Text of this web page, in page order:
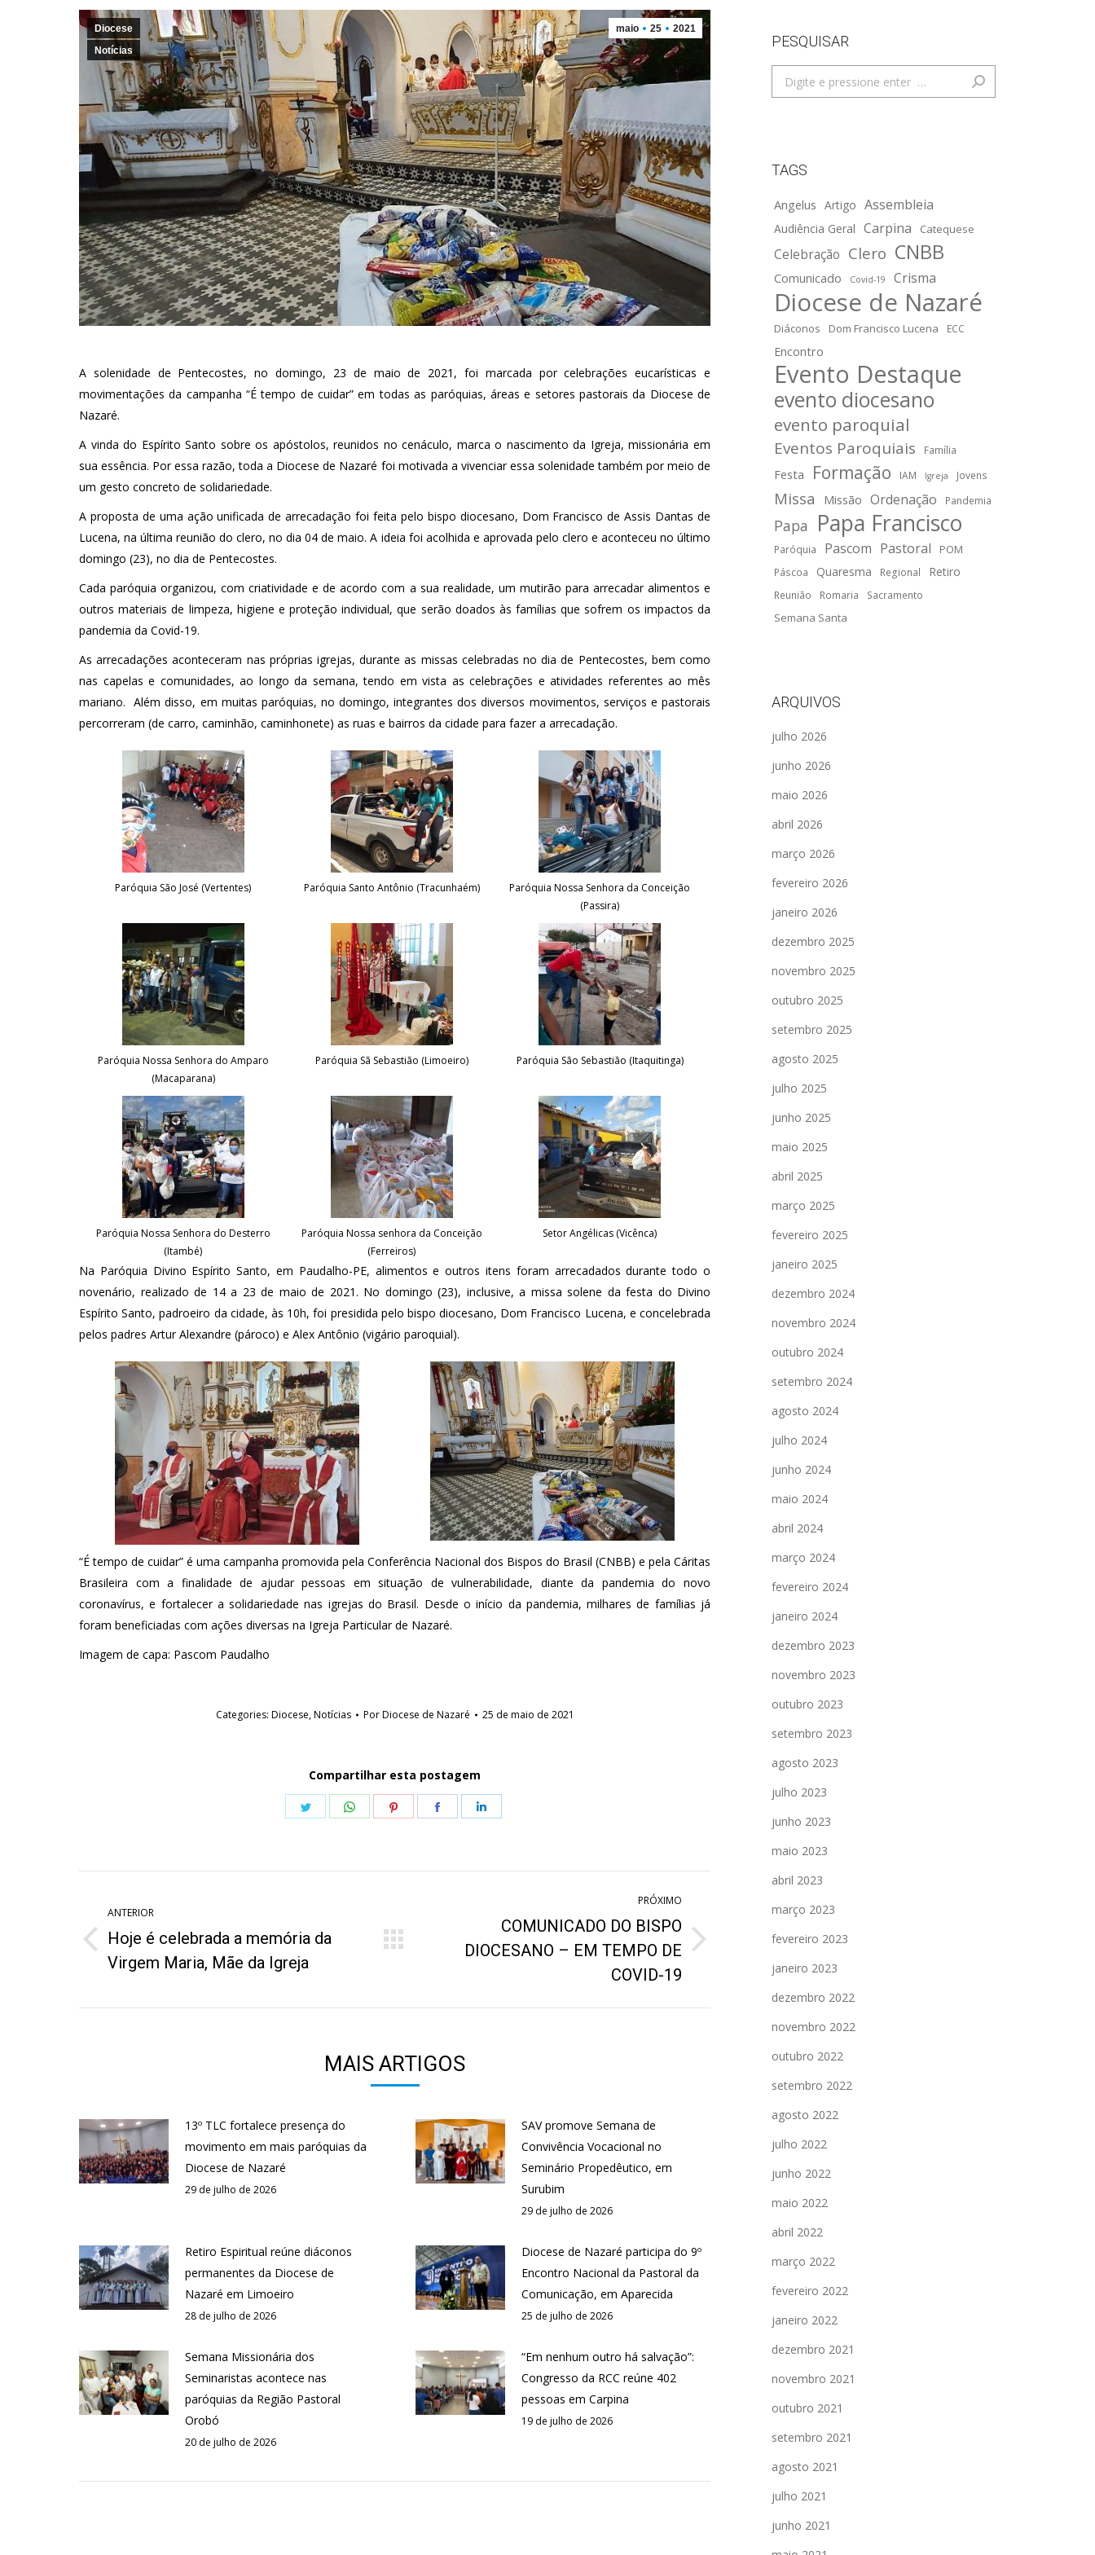
maio 25 2021
Diocese
Notícias
A solenidade de Pentecostes, no domingo, 23 de maio de 2021, foi marcada por celebrações eucarísticas e
movimentações da campanha “É tempo de cuidar” em todas as paróquias, áreas e setores pastorais da Diocese de
Nazaré.
A vinda do Espírito Santo sobre os apóstolos, reunidos no cenáculo, marca o nascimento da Igreja, missionária em
sua essência. Por essa razão, toda a Diocese de Nazaré foi motivada a vivenciar essa solenidade também por meio de
um gesto concreto de solidariedade.
A proposta de uma ação unificada de arrecadação foi feita pelo bispo diocesano, Dom Francisco de Assis Dantas de
Lucena, na última reunião do clero, no dia 04 de maio. A ideia foi acolhida e aprovada pelo clero e aconteceu no último
domingo (23), no dia de Pentecostes.
Cada paróquia organizou, com criatividade e de acordo com a sua realidade, um mutirão para arrecadar alimentos e
outros materiais de limpeza, higiene e proteção individual, que serão doados às famílias que sofrem os impactos da
pandemia da Covid-19.
As arrecadações aconteceram nas próprias igrejas, durante as missas celebradas no dia de Pentecostes, bem como
nas capelas e comunidades, ao longo da semana, tendo em vista as celebrações e atividades referentes ao mês
mariano. Além disso, em muitas paróquias, no domingo, integrantes dos diversos movimentos, serviços e pastorais
percorreram (de carro, caminhão, caminhonete) as ruas e bairros da cidade para fazer a arrecadação.
Paróquia São José (Vertentes) Paróquia Santo Antônio (Tracunhaém)
Paróquia Nossa Senhora da Conceição
(Passira)
Paróquia Nossa Senhora do Amparo
(Macaparana)
Paróquia Sã Sebastião (Limoeiro) Paróquia São Sebastião (Itaquitinga)
Paróquia Nossa Senhora do Desterro
(Itambé)
Paróquia Nossa senhora da Conceição
(Ferreiros)
Setor Angélicas (Vicênca)
Na Paróquia Divino Espírito Santo, em Paudalho-PE, alimentos e outros itens foram arrecadados durante todo o
novenário, realizado de 14 a 23 de maio de 2021. No domingo (23), inclusive, a missa solene da festa do Divino
Espírito Santo, padroeiro da cidade, às 10h, foi presidida pelo bispo diocesano, Dom Francisco Lucena, e concelebrada
pelos padres Artur Alexandre (pároco) e Alex Antônio (vigário paroquial).
“É tempo de cuidar” é uma campanha promovida pela Conferência Nacional dos Bispos do Brasil (CNBB) e pela Cáritas
Brasileira com a finalidade de ajudar pessoas em situação de vulnerabilidade, diante da pandemia do novo
coronavírus, e fortalecer a solidariedade nas igrejas do Brasil. Desde o início da pandemia, milhares de famílias já
foram beneficiadas com ações diversas na Igreja Particular de Nazaré.
Imagem de capa: Pascom Paudalho
Categories: Diocese,Notícias PorDiocese de Nazaré 25 de maio de 2021
Compartilhar esta postagem
Share Share
Share
Share
de
post:
ANTERIOR
Post
anterior:
Hoje é celebrada a memória da
Virgem Maria, Mãe da Igreja
PRÓXIMO
Próximo
COMUNICADO DO BISPO
DIOCESANO – EM TEMPO DE
COVID-19
MAIS ARTIGOS
13º TLC fortalece presença do
movimento em mais paróquias da
Diocese de Nazaré
29 de julho de 2026
SAV promove Semana de
Convivência Vocacional no
Seminário Propedêutico, em
Surubim
29 de julho de 2026
Retiro Espiritual reúne diáconos
permanentes da Diocese de
Nazaré em Limoeiro
28 de julho de 2026
Diocese de Nazaré participa do 9º
Encontro Nacional da Pastoral da
Comunicação, em Aparecida
25 de julho de 2026
Semana Missionária dos
Seminaristas acontece nas
paróquias da Região Pastoral
Orobó
20 de julho de 2026
“Em nenhum outro há salvação”:
Congresso da RCC reúne 402
pessoas em Carpina
19 de julho de 2026
PESQUISAR
Search:
TAGS
Angelus Artigo Assembleia
Audiência Geral Carpina Catequese
Celebração Clero CNBB
Comunicado Covid-19 Crisma
Diocese de Nazaré
Diáconos Dom Francisco Lucena ECC
Encontro
Evento Destaque
evento diocesano
evento paroquial
Eventos Paroquiais Família
Festa Formação IAM Igreja Jovens
Missa Missão Ordenação Pandemia
Papa Papa Francisco
Paróquia Pascom Pastoral POM
Páscoa Quaresma Regional Retiro
Reunião Romaria Sacramento
Semana Santa
ARQUIVOS
julho 2026
junho 2026
maio 2026
abril 2026
março 2026
fevereiro 2026
janeiro 2026
dezembro 2025
novembro 2025
outubro 2025
setembro 2025
agosto 2025
julho 2025
junho 2025
maio 2025
abril 2025
março 2025
fevereiro 2025
janeiro 2025
dezembro 2024
novembro 2024
outubro 2024
setembro 2024
agosto 2024
julho 2024
junho 2024
maio 2024
abril 2024
março 2024
fevereiro 2024
janeiro 2024
dezembro 2023
novembro 2023
outubro 2023
setembro 2023
agosto 2023
julho 2023
junho 2023
maio 2023
abril 2023
março 2023
fevereiro 2023
janeiro 2023
dezembro 2022
novembro 2022
outubro 2022
setembro 2022
agosto 2022
julho 2022
junho 2022
maio 2022
abril 2022
março 2022
fevereiro 2022
janeiro 2022
dezembro 2021
novembro 2021
outubro 2021
setembro 2021
agosto 2021
julho 2021
junho 2021